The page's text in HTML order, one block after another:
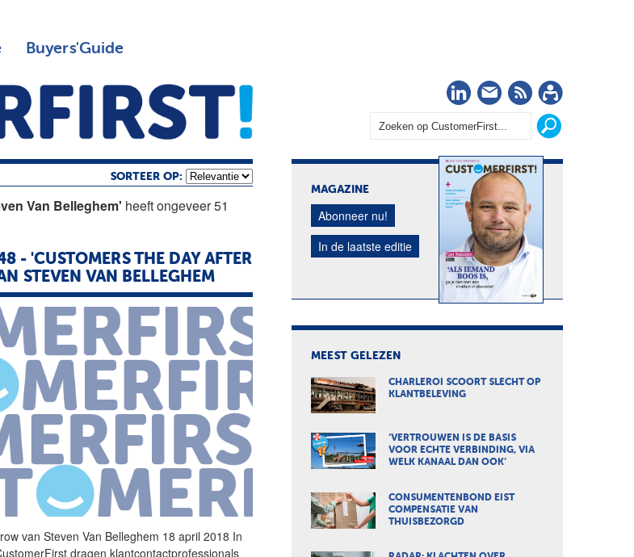
Buyers'Guide
LinkedIn
Nieuwsbrief
RSS
SORTEER OP:
Van Belleghem' heeft ongeveer 51
- 'CUSTOMERS THE DAY AFTER
STEVEN VAN BELLEGHEM
van Steven Van Belleghem 18 april 2018 In
dragen klantcontactprofessionals
MAGAZINE
Abonneer nu!
In de laatste editie
MEEST GELEZEN
CHARLEROI SCOORT SLECHT OP
KLANTBELEVING
‘VERTROUWEN IS DE BASIS
VOOR ECHTE VERBINDING, VIA
WELK KANAAL DAN OOK’
CONSUMENTENBOND EIST
COMPENSATIE VAN
THUISBEZORGD